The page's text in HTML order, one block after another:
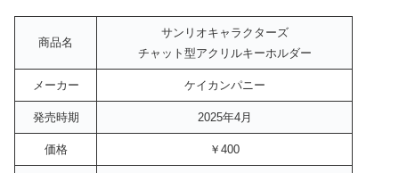
商品名
サンリオキャラクターズ
チャット型アクリルキーホルダー
メーカー ケイカンパニー
発売時期 2025年4月
価格 ￥400